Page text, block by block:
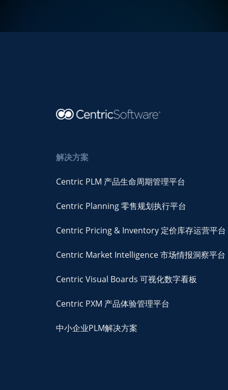
解决方案
Centric PLM 产品生命周期管理平台
Centric Planning 零售规划执行平台
Centric Pricing & Inventory 定价库存运营平台
Centric Market Intelligence 市场情报洞察平台
Centric Visual Boards 可视化数字看板
Centric PXM 产品体验管理平台
中小企业PLM解决方案